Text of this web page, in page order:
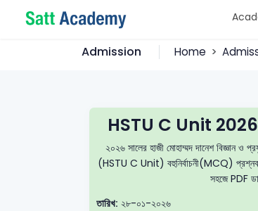
Admission Home
HSTU C Unit
২০২৬ সালের হাজী মোহাম্মদ দানেশ
(HSTU C Unit) বহুনির্বাচনী(MCQ)
সহজে PDF
তারিখ: ২৮-০১-২০২৬